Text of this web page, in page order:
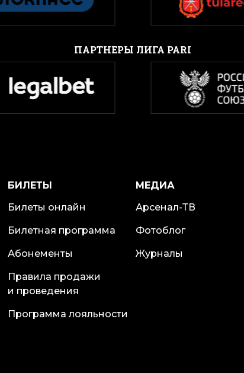
ПАРТНЕРЫ ЛИГА PARI
БИЛЕТЫ
Билеты онлайн
Билетная программа
Абонементы
Правила продажи
и проведения
Программа лояльности
МЕДИА
Арсенал-ТВ
Фотоблог
Журналы